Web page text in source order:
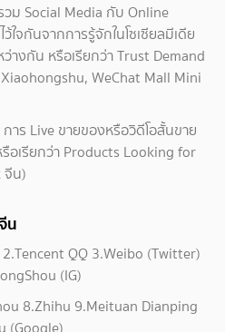
วม Social Media กับ Online
ใจกันจากการรู้จักในโซเซียลมีเดีย
างกัน หรือเรียกว่า Trust Demand
WeChat Mall Mini
การ Live ขายของหรือวิดีโอสั้นขาย
อเรียกว่า Products Looking for
จีน)
น
QQ 3.Weibo (Twitter)
(IG)
8.Zhihu 9.Meituan Dianping
(Google)